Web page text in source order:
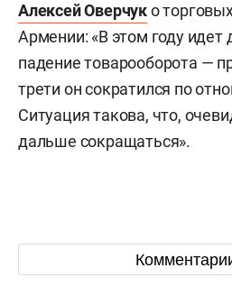
Алексей Оверчуко
Армении: «В этом году идет
падение товарооборота —
трети он сократился по
Ситуация такова, что,
дальше сокращаться».